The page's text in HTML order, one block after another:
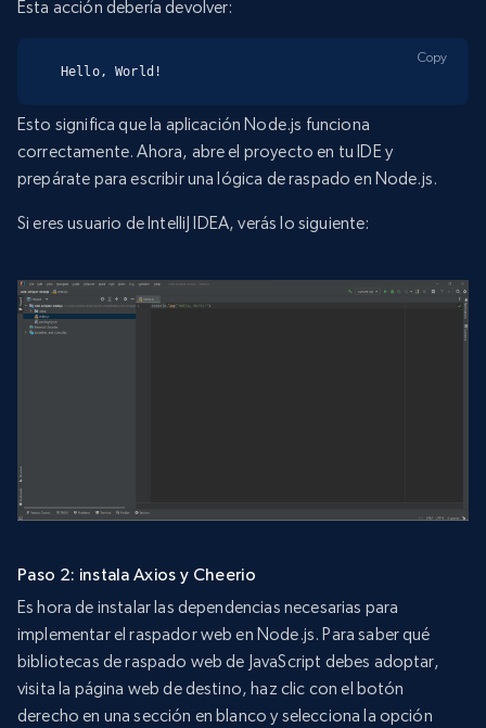
Esta acción debería devolver:
Hello, World!
Copy
Esto significa que la aplicación Node.js funciona
correctamente. Ahora, abre el proyecto en tu IDE y
prepárate para escribir una lógica de raspado en Node.js.
Si eres usuario de IntelliJ IDEA, verás lo siguiente:
Paso 2: instala Axios y Cheerio
Es hora de instalar las dependencias necesarias para
implementar el raspador web en Node.js. Para saber qué
bibliotecas de raspado web de JavaScript debes adoptar,
visita la página web de destino, haz clic con el botón
derecho en una sección en blanco y selecciona la opción